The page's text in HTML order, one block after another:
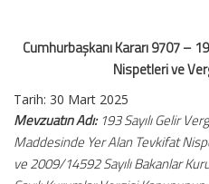
Hk
için
Cumhurbaşkanı Kararı 9707 –
Nispetleri ve
Tarih: 30 Mart 2025
Mevzuatın Adı:193 Sayılı Gelir
Maddesinde Yer Alan Tevkifat
ve 2009/14592 Sayılı Bakanlar